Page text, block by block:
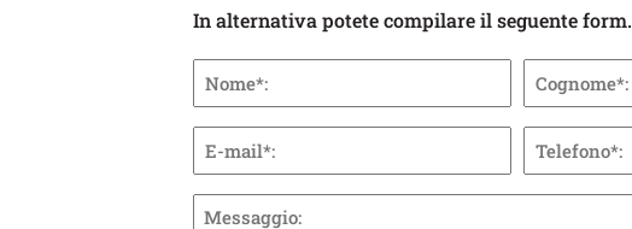
In alternativa potete compilare il seguente form.
Nome Cognome
Telefono
Messaggio